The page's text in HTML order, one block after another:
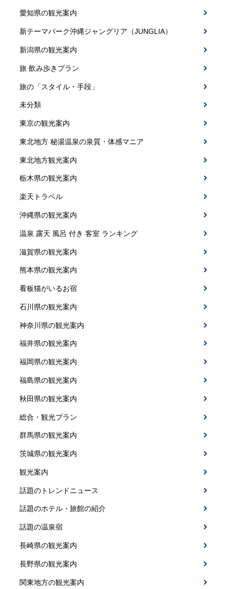
愛知県の観光案内
新テーマパーク沖縄ジャングリア（JUNGLIA）
新潟県の観光案内
旅 飲み歩きプラン
旅の「スタイル・手段」
未分類
東京の観光案内
東北地方 秘湯温泉の泉質・体感マニア
東北地方観光案内
栃木県の観光案内
楽天トラベル
沖縄県の観光案内
温泉 露天 風呂 付き 客室 ランキング
滋賀県の観光案内
熊本県の観光案内
看板猫がいるお宿
石川県の観光案内
神奈川県の観光案内
福井県の観光案内
福岡県の観光案内
福島県の観光案内
秋田県の観光案内
総合・観光プラン
群馬県の観光案内
茨城県の観光案内
観光案内
話題のトレンドニュース
話題のホテル・旅館の紹介
話題の温泉宿
長崎県の観光案内
長野県の観光案内
関東地方の観光案内